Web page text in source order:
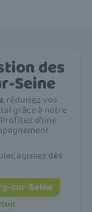
des
Seine
, réduisez vos
grâce à notre
d'une
agissez dès
sur-Seine